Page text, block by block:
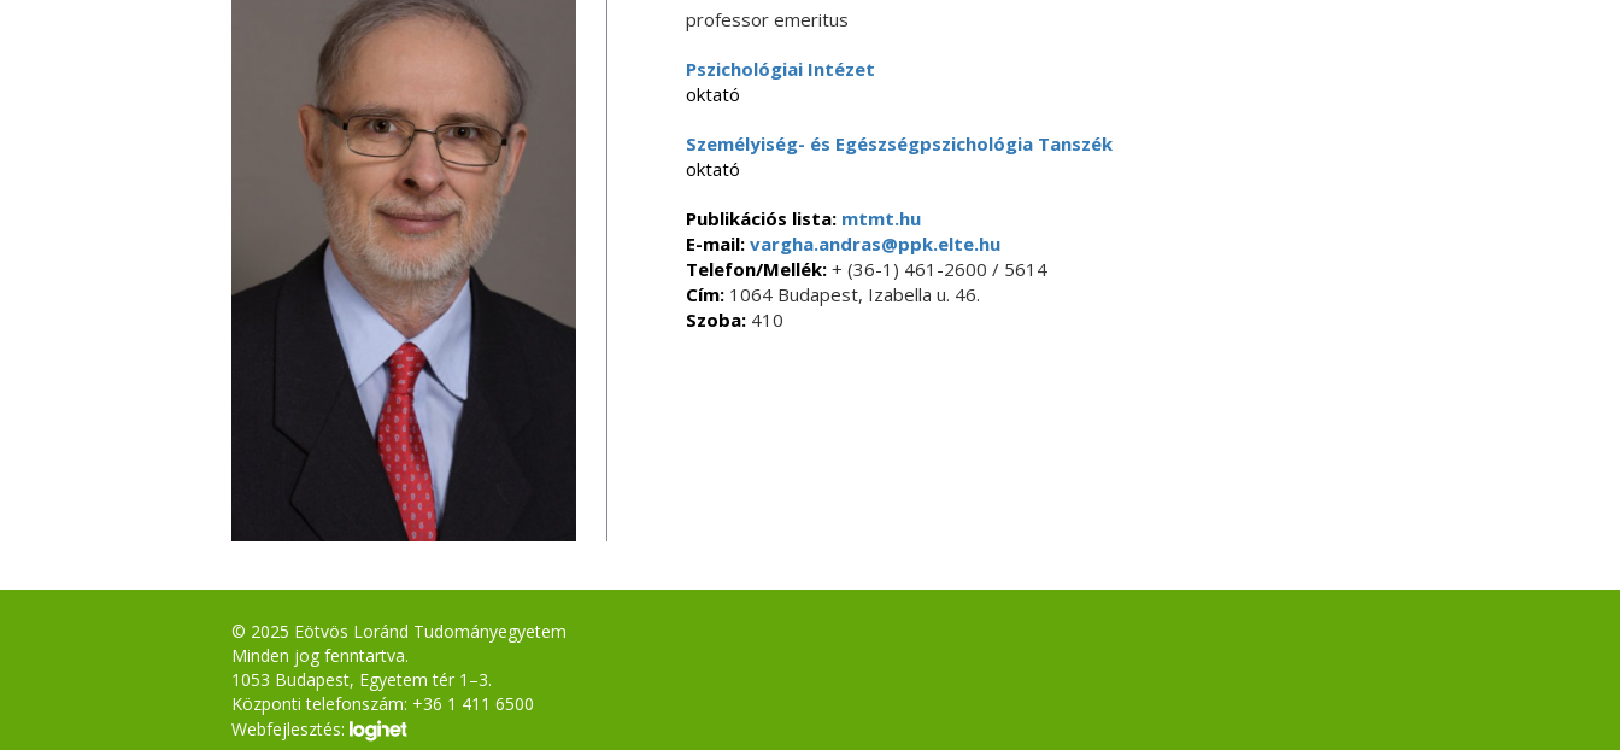
professor emeritus
Pszichológiai Intézet
oktató
Személyiség- és Egészségpszichológia Tanszék
oktató
Publikációs lista: mtmt.hu
E-mail:vargha.andras@ppk.elte.hu
Telefon/Mellék:+ (36-1) 461-2600 / 5614
Cím:1064 Budapest, Izabella u. 46.
Szoba:410
© 2025 Eötvös Loránd Tudományegyetem
Minden jog fenntartva.
1053 Budapest, Egyetem tér 1–3.
Központi telefonszám: +36 1 411 6500
Webfejlesztés: